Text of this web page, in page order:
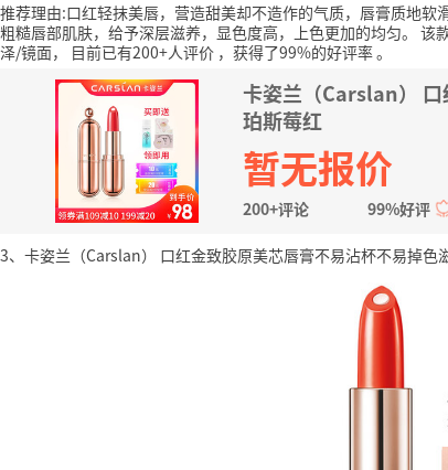
推荐理由:口红轻抹美唇，营造甜美却不造作的气质，唇膏质地
粗糙唇部肌肤，给予深层滋养，显色度高，上色更加的均匀。 该
泽/镜面，
目前已有200+人评价 ，获得了99%的好评率。
卡姿兰（Carslan） 口
珀斯莓红
暂无报价
200+评论 99%好评
3、卡姿兰（Carslan） 口红金致胶原美芯唇膏不易沾杯不易掉